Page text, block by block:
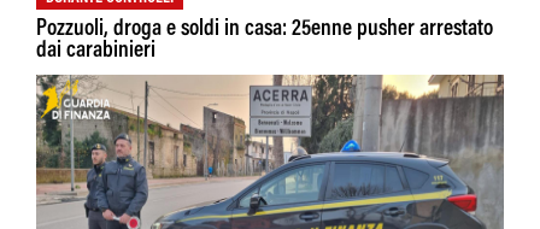
Pozzuoli, droga e soldi in casa: 25enne pusher arrestato
dai carabinieri